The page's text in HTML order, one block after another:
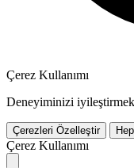
Çerez Kullanımı
Deneyiminizi
Çerezleri Özelleştir
Çerez Kullanımı